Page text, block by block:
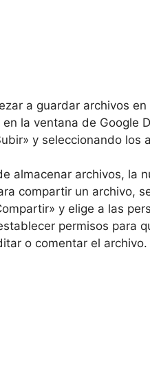
a guardar archivos
la ventana de Google
y seleccionando los
almacenar archivos, la
compartir un archivo,
y elige a las
permisos para
o comentar el archivo.